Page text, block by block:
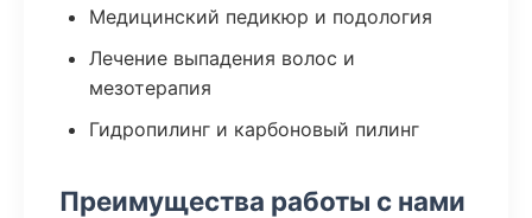
Медицинский педикюр и подология
Лечение выпадения волос и
мезотерапия
Гидропилинг и карбоновый пилинг
Преимущества работы с нами